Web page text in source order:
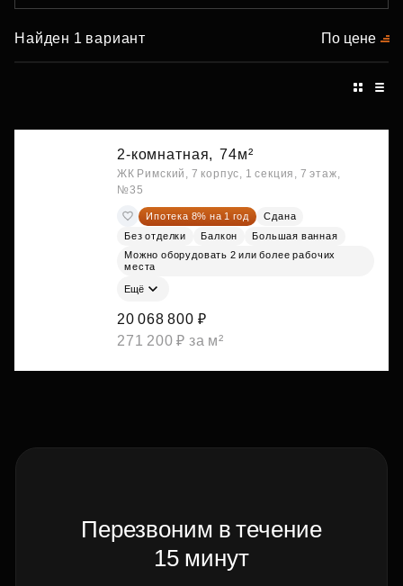
Найден 1 вариант По цене
2-комнатная, 74м²
ЖК Римский, 7 корпус, 1 секция, 7 этаж,
№35
Ипотека 8% на 1 год
Сдана
Без отделки
Балкон
Большая ванная
Можно оборудовать 2 или более рабочих
места
Ещё
20 068 800 ₽
271 200 ₽ за м²
Перезвоним в течение
15 минут